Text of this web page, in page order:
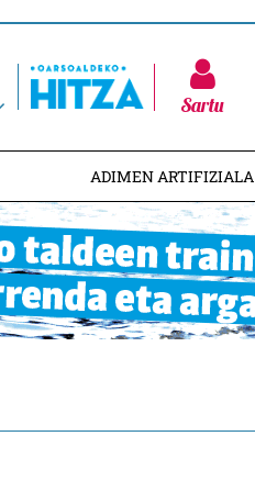
Sartu
ADIMEN ARTIFIZIALA